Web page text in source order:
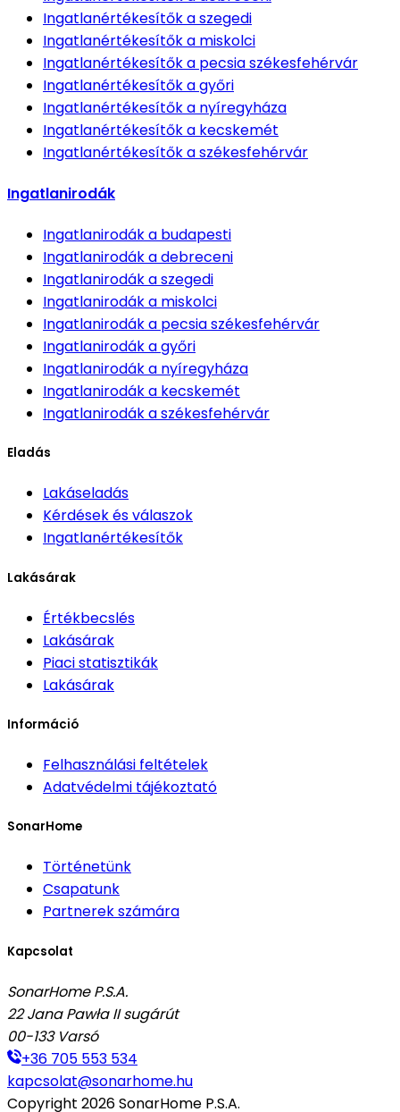
Ingatlanértékesítőka szegedi
Ingatlanértékesítőka miskolci
Ingatlanértékesítőka pecsia székesfehérvár
Ingatlanértékesítőka győri
Ingatlanértékesítőka nyíregyháza
Ingatlanértékesítőka kecskemét
Ingatlanértékesítőka székesfehérvár
Ingatlanirodák
Ingatlanirodáka budapesti
Ingatlanirodáka debreceni
Ingatlanirodáka szegedi
Ingatlanirodáka miskolci
Ingatlanirodáka pecsia székesfehérvár
Ingatlanirodáka győri
Ingatlanirodáka nyíregyháza
Ingatlanirodáka kecskemét
Ingatlanirodáka székesfehérvár
Eladás
Lakáseladás
Kérdések és válaszok
Ingatlanértékesítők
Lakásárak
Értékbecslés
Lakásárak
Piaci statisztikák
Lakásárak
Információ
Felhasználási feltételek
Adatvédelmi tájékoztató
SonarHome
Történetünk
Csapatunk
Partnerek számára
Kapcsolat
SonarHome P.S.A.
22 Jana Pawła II sugárút
00-133 Varsó
+36 705 553 534
kapcsolat@sonarhome.hu
Copyright 2026SonarHome P.S.A.